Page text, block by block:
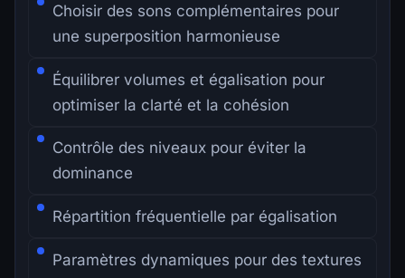
Choisir des sons complémentaires pour
une superposition harmonieuse
Équilibrer volumes et égalisation pour
optimiser la clarté et la cohésion
Contrôle des niveaux pour éviter la
dominance
Répartition fréquentielle par égalisation
Paramètres dynamiques pour des textures